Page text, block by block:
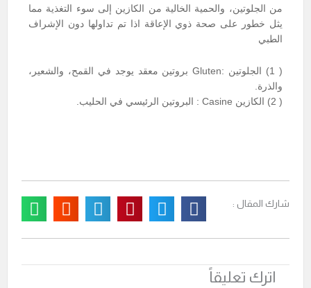
من الجلوتين، والحمية الخالية من الكازين إلى سوء التغذية مما
يثل خطور على صحة ذوي الإعاقة اذا تم تداولها دون الإشراف
الطبي
( 1) الجلوتين :Gluten بروتين معقد يوجد في القمح، والشعير،
والذرة.
( 2) الكازين Casine : البروتين الرئيسي في الحليب.
شارك المقال :
اترك تعليقاً